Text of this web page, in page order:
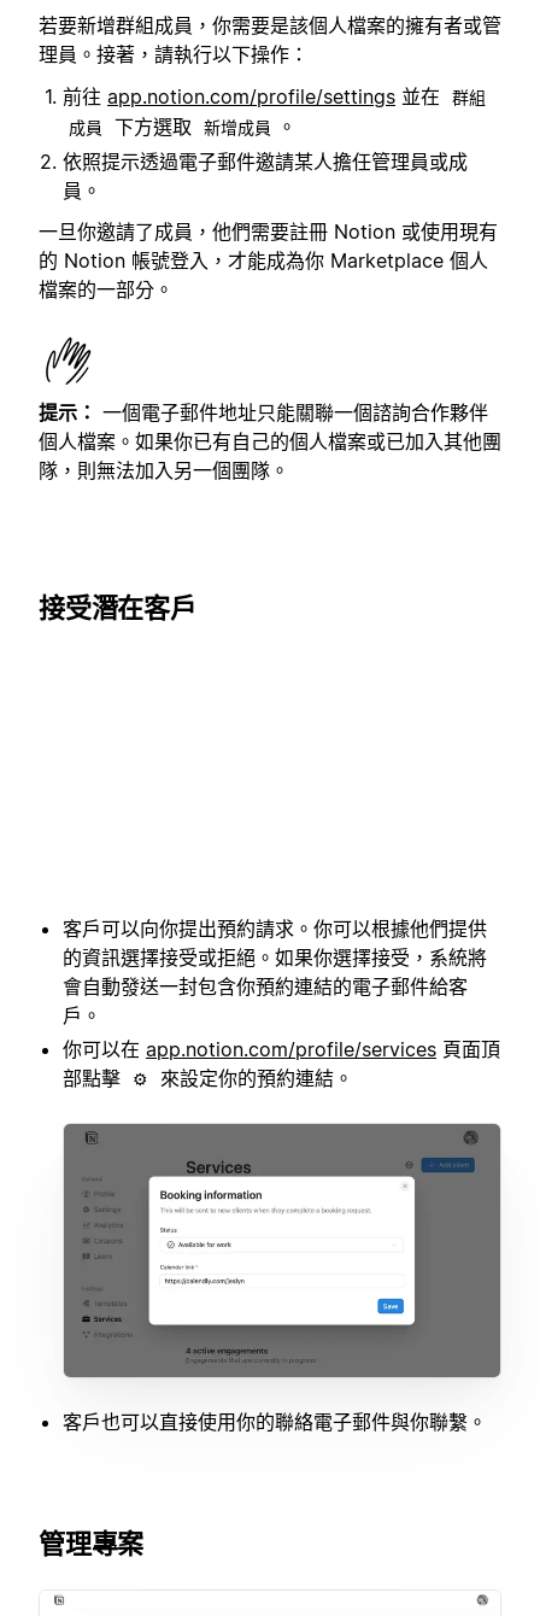
若要新增群組成員，你需要是該個人檔案的擁有者或管
理員。接著，請執行以下操作：
前往 app.notion.com/profile/settings 並在
群組
成員
下方選取 新增成員
。
依照提示透過電子郵件邀請某人擔任管理員或成
員。
一旦你邀請了成員，他們需要註冊 Notion 或使用現有
的 Notion 帳號登入，才能成為你 Marketplace 個人
檔案的一部分。
提示： 一個電子郵件地址只能關聯一個諮詢合作夥伴
個人檔案。如果你已有自己的個人檔案或已加入其他團
隊，則無法加入另一個團隊。
接受潛在客戶
客戶可以向你提出預約請求。你可以根據他們提供
的資訊選擇接受或拒絕。如果你選擇接受，系統將
會自動發送一封包含你預約連結的電子郵件給客
戶。
你可以在 app.notion.com/profile/services 頁面頂
部點擊
⚙️ 來設定你的預約連結。
客戶也可以直接使用你的聯絡電子郵件與你聯繫。
管理專案